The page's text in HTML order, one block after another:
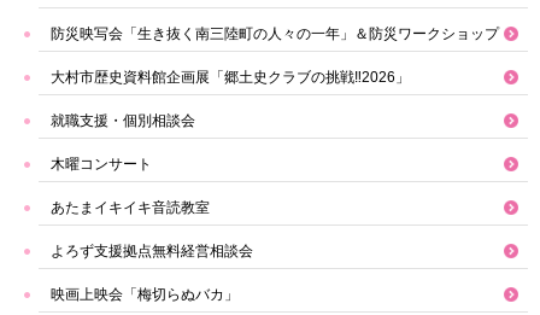
防災映写会「生き抜く南三陸町の人々の一年」＆防災ワークショップ
大村市歴史資料館企画展「郷土史クラブの挑戦‼2026」
就職支援・個別相談会
木曜コンサート
あたまイキイキ音読教室
よろず支援拠点無料経営相談会
映画上映会「梅切らぬバカ」